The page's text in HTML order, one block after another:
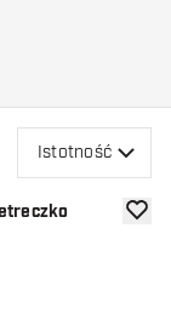
Istotność